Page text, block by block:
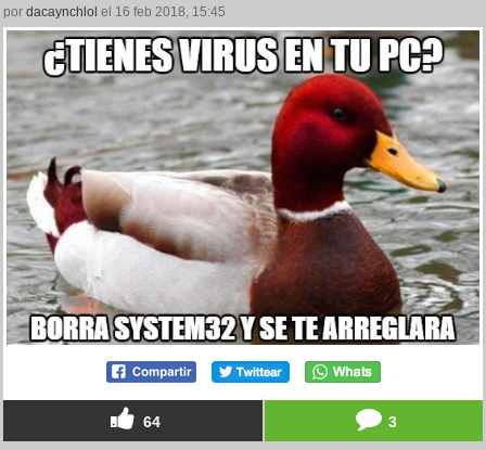
por dacaynchlol el 16 feb 2018, 15:45
64 3